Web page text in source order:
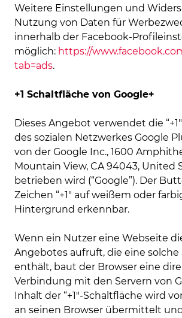
Weitere Einstellungen und
Nutzung von Daten für
innerhalb der Facebook-
möglich: https://
tab=ads.
+1 Schaltfläche von Google+
Dieses Angebot verwendet die
des sozialen Netzwerkes Google
von der Google Inc., 1600
Mountain View, CA 94043, United
betrieben wird (“Google”). Der
Zeichen “+1″ auf weißem oder
Hintergrund erkennbar.
Wenn ein Nutzer eine Webseite
Angebotes aufruft, die eine solche
enthält, baut der Browser eine
Verbindung mit den Servern von
Inhalt der “+1″-Schaltfläche wird
an seinen Browser übermittelt